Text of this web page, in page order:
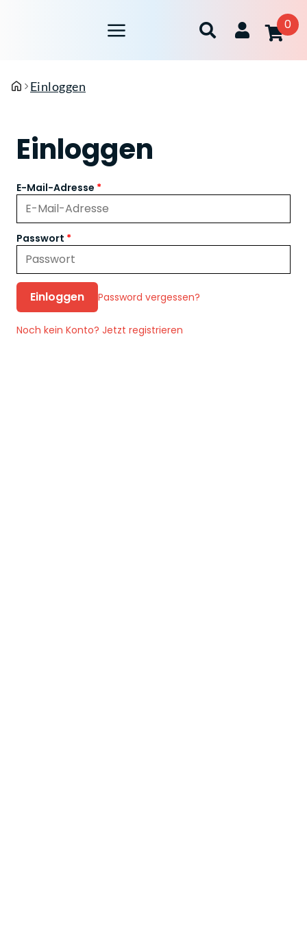
0
Einloggen
Einloggen
E-Mail-Adresse
Passwort
Einloggen Password vergessen?
Noch kein Konto? Jetzt registrieren